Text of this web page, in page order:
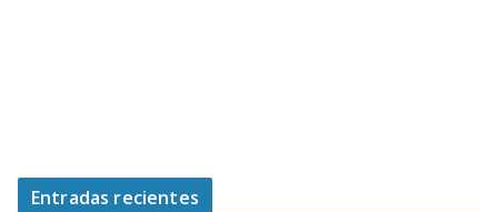
Entradas recientes